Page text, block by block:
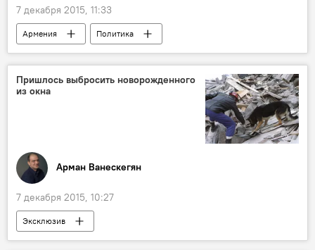
7 декабря 2015, 11:33
Армения Политика
Пришлось выбросить новорожденного
из окна
Арман Ванескегян
7 декабря 2015, 10:27
Эксклюзив
Руины памяти. Спитак. Землетрясение 1988 года